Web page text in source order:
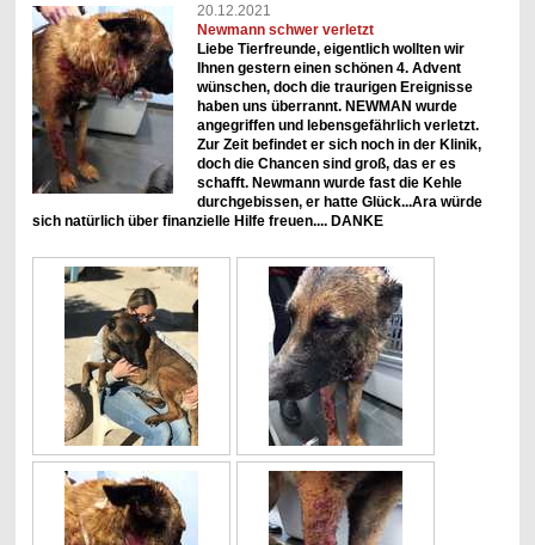
20.12.2021
Newmann schwer verletzt
Liebe Tierfreunde, eigentlich wollten wir
Ihnen gestern einen schönen 4. Advent
wünschen, doch die traurigen Ereignisse
haben uns überrannt. NEWMAN wurde
angegriffen und lebensgefährlich verletzt.
Zur Zeit befindet er sich noch in der Klinik,
doch die Chancen sind groß, das er es
schafft. Newmann wurde fast die Kehle
durchgebissen, er hatte Glück...Ara würde
sich natürlich über finanzielle Hilfe freuen.... DANKE